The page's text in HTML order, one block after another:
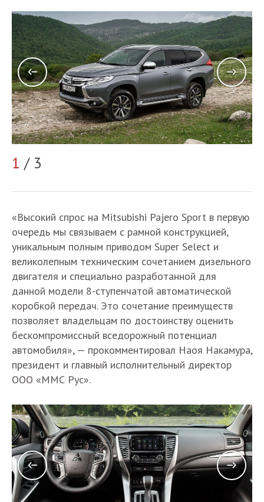
1 / 3
«Высокий спрос на Mitsubishi Pajero Sport в первую
очередь мы связываем с рамной конструкцией,
уникальным полным приводом Super Select и
великолепным техническим сочетанием дизельного
двигателя и специально разработанной для
данной модели 8-ступенчатой автоматической
коробкой передач. Это сочетание преимуществ
позволяет владельцам по достоинству оценить
бескомпромиссный вседорожный потенциал
автомобиля», — прокомментировал Наоя Накамура,
президент и главный исполнительный директор
ООО «ММС Рус».